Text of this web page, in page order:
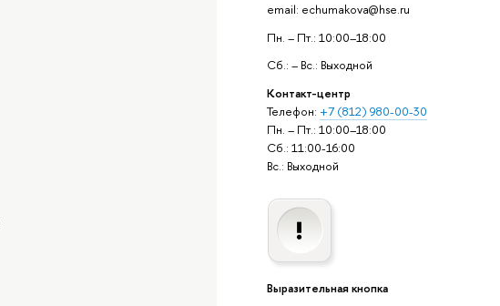
email: echumakova@hse.ru
Пн. – Пт.: 10:00–18:00
Сб.: – Вс.: Выходной
Контакт-центр
Телефон: +7 (812) 980-00-30
Пн. – Пт.: 10:00–18:00
Сб.: 11:00-16:00
Вс.: Выходной
Выразительная кнопка